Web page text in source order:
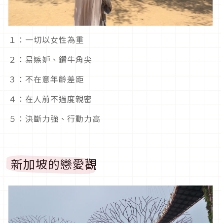
１：一切以女性為重
２：易嫉妒、鑽牛角尖
３：不在意年齡差距
４：在人前不過度親密
５：決斷力強、行動力高
新加坡的戀愛觀